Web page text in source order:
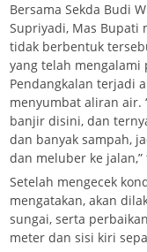
Bersama Sekda Budi
Supriyadi, Mas Bupati
tidak berbentuk
yang telah mengalami
Pendangkalan terjadi
menyumbat aliran air.
banjir disini, dan
dan banyak sampah,
dan meluber ke
Setelah mengecek
mengatakan, akan
sungai, serta
meter dan sisi kiri